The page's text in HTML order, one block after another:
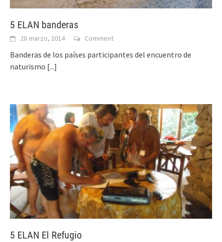
5 ELAN banderas
28 marzo, 2014 Comment
Banderas de los países participantes del encuentro de
naturismo [...]
5 ELAN El Refugio